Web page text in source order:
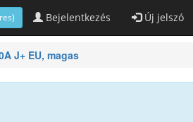
Bejelentkezés Új jelszó
J+ EU, magas